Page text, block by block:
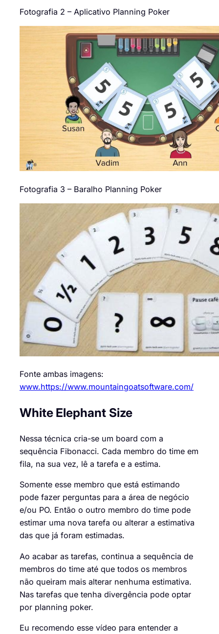
Fotografia 2 – Aplicativo Planning Poker
Fotografia 3 – Baralho Planning Poker
Fonte ambas imagens:
www.https://www.mountaingoatsoftware.com/
White Elephant Size
Nessa técnica cria-se um board com a
sequência Fibonacci. Cada membro do time em
fila, na sua vez, lê a tarefa e a estima.
Somente esse membro que está estimando
pode fazer perguntas para a área de negócio
e/ou PO. Então o outro membro do time pode
estimar uma nova tarefa ou alterar a estimativa
das que já foram estimadas.
Ao acabar as tarefas, continua a sequência de
membros do time até que todos os membros
não queiram mais alterar nenhuma estimativa.
Nas tarefas que tenha divergência pode optar
por planning poker.
Eu recomendo esse vídeo para entender a